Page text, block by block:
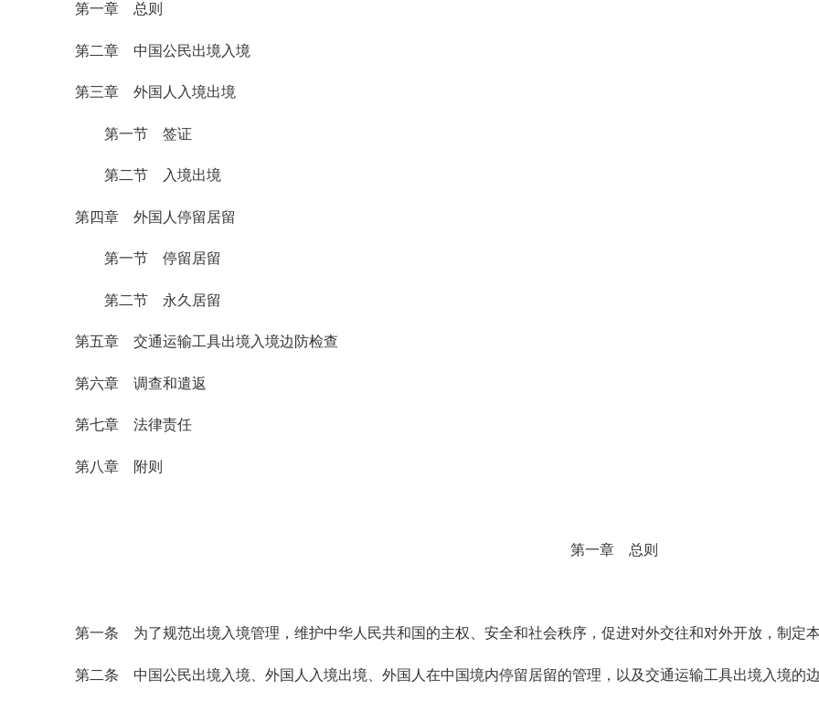
第一章 总则
第二章 中国公民出境入境
第三章 外国人入境出境
第一节 签证
第二节 入境出境
第四章 外国人停留居留
第一节 停留居留
第二节 永久居留
第五章 交通运输工具出境入境边防检查
第六章 调查和遣返
第七章 法律责任
第八章 附则
第一章 总则
第一条 为了规范出境入境管理，维护中华人民共和国的主权、安全和社会秩序，促进对外交往和对外开放，制定
第二条 中国公民出境入境、外国人入境出境、外国人在中国境内停留居留的管理，以及交通运输工具出境入境的